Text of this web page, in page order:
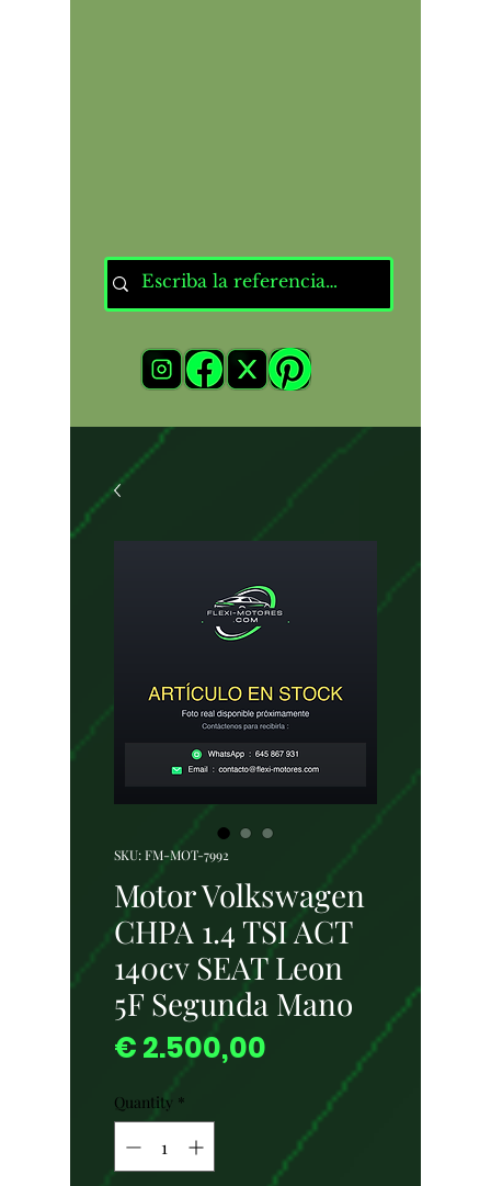
SKU: FM-MOT-7992
Motor Volkswagen
CHPA 1.4 TSI ACT
140cv SEAT Leon
5F Segunda Mano
€ 2.500,00
Quantity *